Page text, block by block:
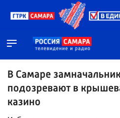
В Самаре
подозревают в
казино